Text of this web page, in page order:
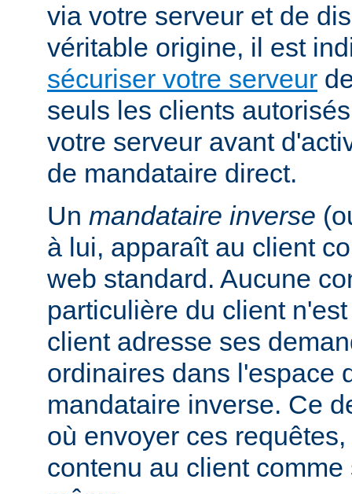
via votre serveur et de
véritable origine, il est
sécuriser votre serveur
seuls les clients
votre serveur avant
de mandataire direct.
Un mandataire inverse
à lui, apparaît au client
web standard. Aucune
particulière du client
client adresse ses
ordinaires dans l'espace
mandataire inverse. Ce
où envoyer ces
contenu au client